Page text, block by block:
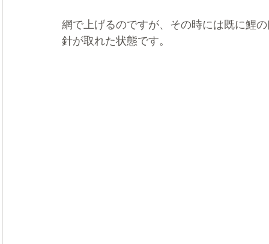
網で上げるのですが、その時には既に鯉
針が取れた状態です。